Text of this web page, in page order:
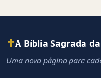
✝A Bíblia Sagrada
Uma nova página para